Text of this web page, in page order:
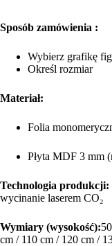
Sposób zamówienia :
Wybierz grafikę
Określ rozmiar
Materiał:
Folia
Płyta MDF 3 mm
Technologia produkcji:
wycinanie laserem CO₂
Wymiary (wysokość):
cm / 110 cm / 120 cm /